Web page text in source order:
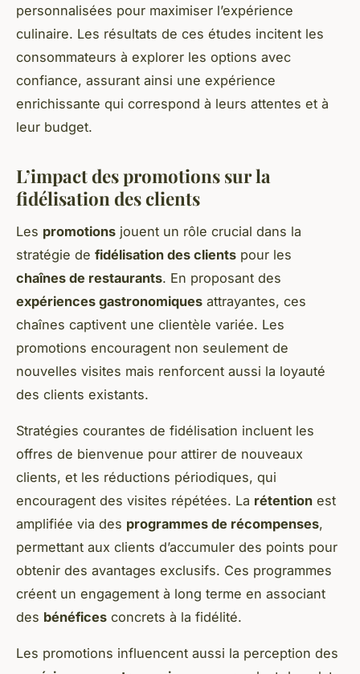
personnalisées pour maximiser l’expérience
culinaire. Les résultats de ces études incitent les
consommateurs à explorer les options avec
confiance, assurant ainsi une expérience
enrichissante qui correspond à leurs attentes et à
leur budget.
L’impact des promotions sur la
fidélisation des clients
Les promotions jouent un rôle crucial dans la
stratégie de fidélisation des clients pour les
chaînes de restaurants. En proposant des
expériences gastronomiques attrayantes, ces
chaînes captivent une clientèle variée. Les
promotions encouragent non seulement de
nouvelles visites mais renforcent aussi la loyauté
des clients existants.
Stratégies courantes de fidélisation incluent les
offres de bienvenue pour attirer de nouveaux
clients, et les réductions périodiques, qui
encouragent des visites répétées. La rétention est
amplifiée via des programmes de récompenses,
permettant aux clients d’accumuler des points pour
obtenir des avantages exclusifs. Ces programmes
créent un engagement à long terme en associant
des bénéfices concrets à la fidélité.
Les promotions influencent aussi la perception des